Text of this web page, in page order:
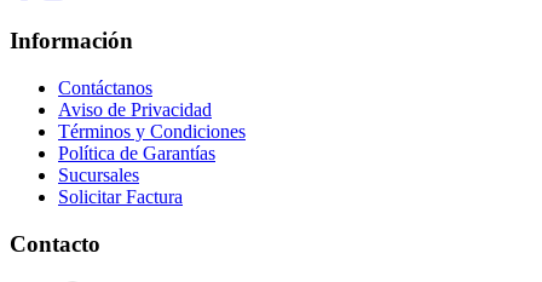
Información
Contáctanos
Aviso de Privacidad
Términos y Condiciones
Política de Garantías
Sucursales
Solicitar Factura
Contacto